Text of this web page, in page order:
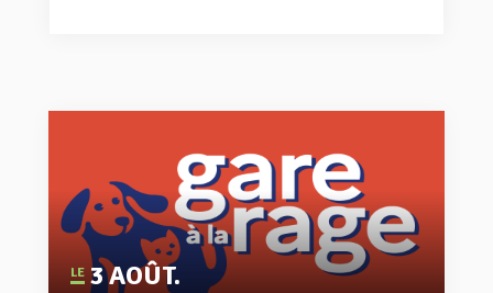
3 AOÛT.